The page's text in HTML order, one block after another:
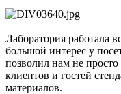
Лаборатория работала
большой интерес у
позволил нам не
клиентов и гостей
материалов.